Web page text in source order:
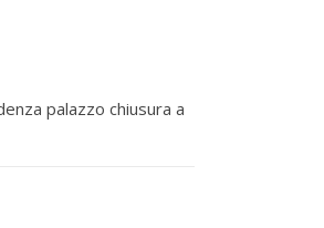
palazzo chiusura a